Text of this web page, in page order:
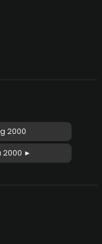
2000
2000 ►